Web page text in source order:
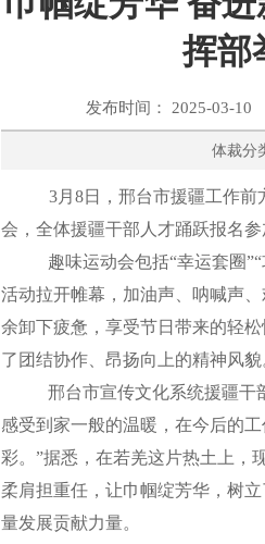
挥部
发布时间： 2025-03-
体裁
3月8日，邢台市援疆工作
会，全体援疆干部人才踊跃报名
趣味运动会包括“幸运套圈
活动拉开帷幕，加油声、呐喊声
余卸下疲惫，享受节日带来的轻
了团结协作、昂扬向上的精神风貌
邢台市宣传文化系统援疆干
感受到家一般的温暖，在今后的
彩。”据悉，在若羌这片热土上，
柔肩担重任，让巾帼绽芳华，树
量发展贡献力量。